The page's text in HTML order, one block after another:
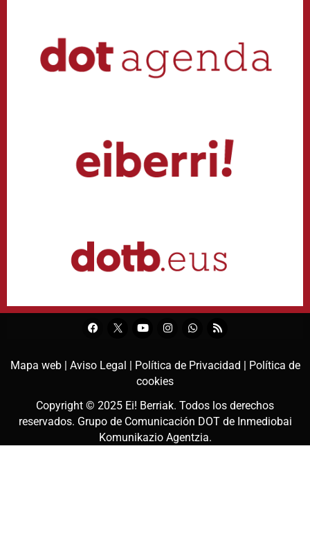
Mapa web | Aviso Legal | Política de Privacidad | Política de
cookies
Copyright © 2025 Ei! Berriak. Todos los derechos
reservados. Grupo de Comunicación DOT de Inmediobai
Komunikazio Agentzia.